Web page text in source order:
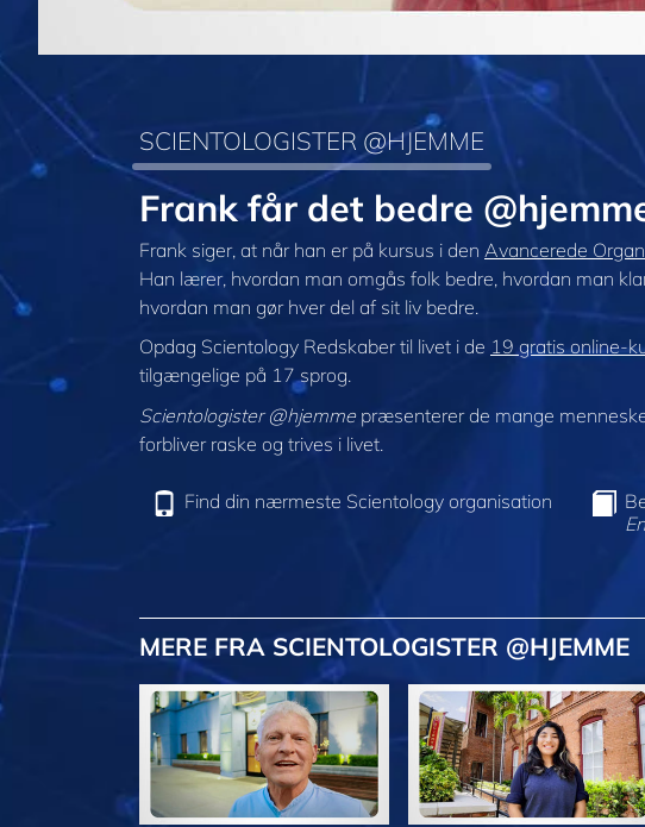
SCIENTOLOGISTER @HJEMME
Frank får det bedre
Frank siger, at når han er på kursus i den Avancerede
Han lærer, hvordan man omgås folk bedre, hvordan man
hvordan man gør hver del af sit liv bedre.
Opdag Scientology Redskaber til livet i de 19 gratis online-
tilgængelige på 17 sprog.
Scientologister @hjemmepræsenterer de mange
forbliver raske og trives i livet.
Find din nærmeste Scientology organisation
MERE FRA SCIENTOLOGISTER @HJEMME